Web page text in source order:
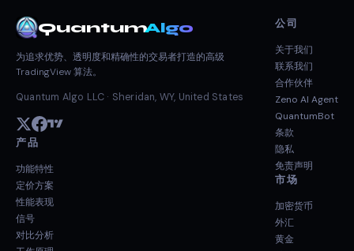
QuantumAlgo
为追求优势、透明度和精确性的交易者打造的高级
TradingView 算法。
Quantum Algo LLC · Sheridan, WY, United States
产品
功能特性
定价方案
性能表现
信号
对比分析
公司
关于我们
联系我们
合作伙伴
Zeno AI Agent
QuantumBot
条款
隐私
免责声明
市场
加密货币
外汇
黄金